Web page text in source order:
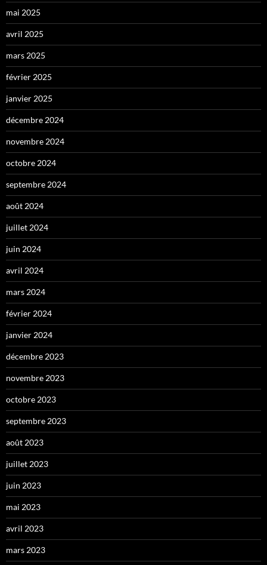
mai 2025
avril 2025
mars 2025
février 2025
janvier 2025
décembre 2024
novembre 2024
octobre 2024
septembre 2024
août 2024
juillet 2024
juin 2024
avril 2024
mars 2024
février 2024
janvier 2024
décembre 2023
novembre 2023
octobre 2023
septembre 2023
août 2023
juillet 2023
juin 2023
mai 2023
avril 2023
mars 2023